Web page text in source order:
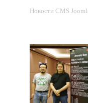
Новости CMS